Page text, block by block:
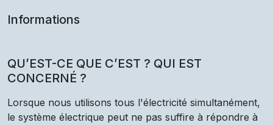
Informations
QU’EST-CE QUE C’EST ? QUI EST
CONCERNÉ ?
Lorsque nous utilisons tous l'électricité simultanément,
le système électrique peut ne pas suffire à répondre à